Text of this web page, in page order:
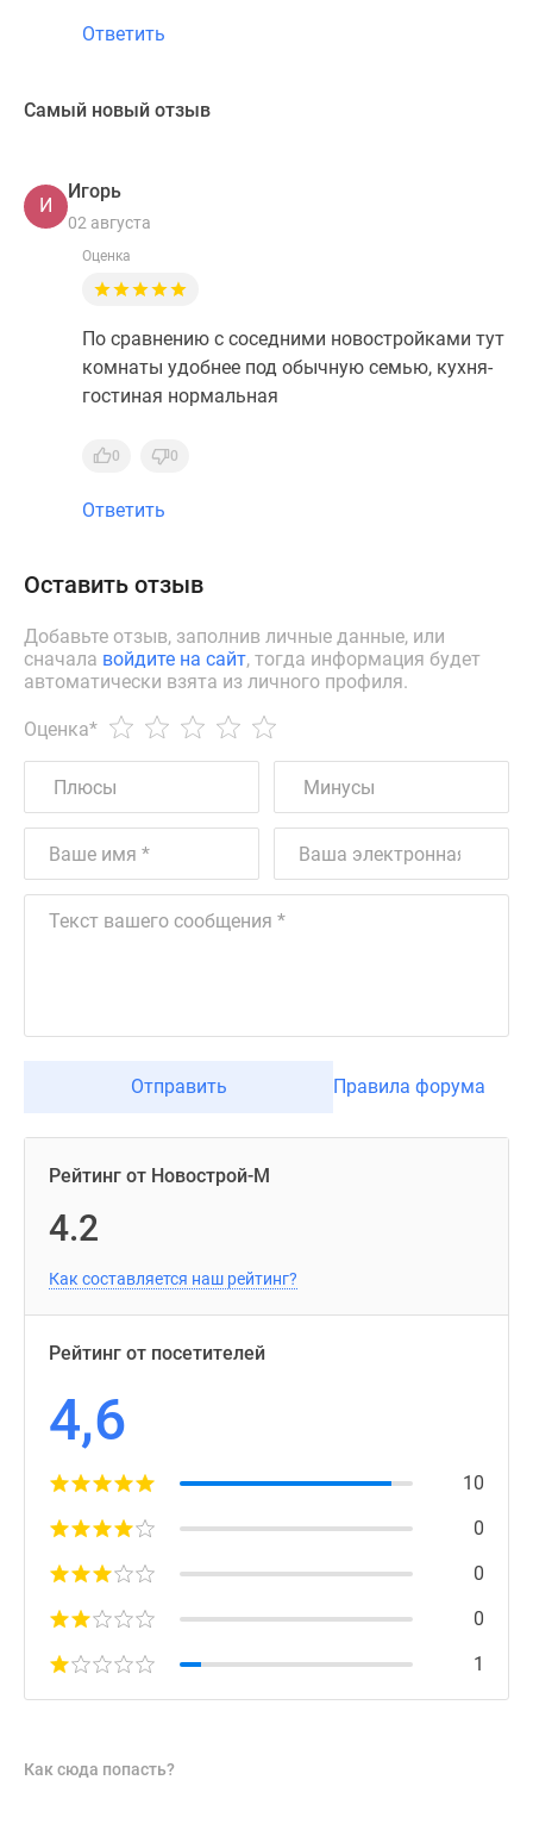
Ответить
Самый новый отзыв
И
Игорь
02 августа
Оценка
По сравнению с соседними новостройками тут
комнаты удобнее под обычную семью, кухня-
гостиная нормальная
0 0
Ответить
Оставить отзыв
Добавьте отзыв, заполнив личные данные, или
сначала войдите на сайт, тогда информация будет
автоматически взята из личного профиля.
Оценка*
Отправить Правила форума
Рейтинг от Новострой-М
4.2
Как составляется наш рейтинг?
Рейтинг от посетителей
4,6
10
0
0
0
1
Как сюда попасть?